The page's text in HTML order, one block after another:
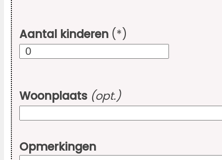
Aantal kinderen (*)
Woonplaats (opt.)
Opmerkingen